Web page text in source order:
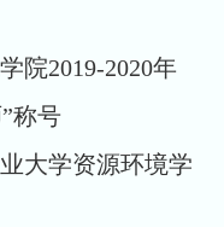
院2019-2020年
称号
大学资源环境学